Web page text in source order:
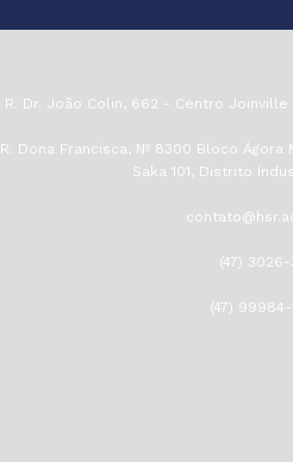
R. Dr. João Colin, 662 - Centro Joinville
R. Dona Francisca, Nº 8300 Bloco Ágora
Saka 101, Distrito
(47) 3026-
(47) 99984-